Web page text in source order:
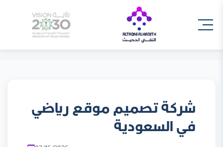
شركة تصميم موقع رياضي
في السعودية